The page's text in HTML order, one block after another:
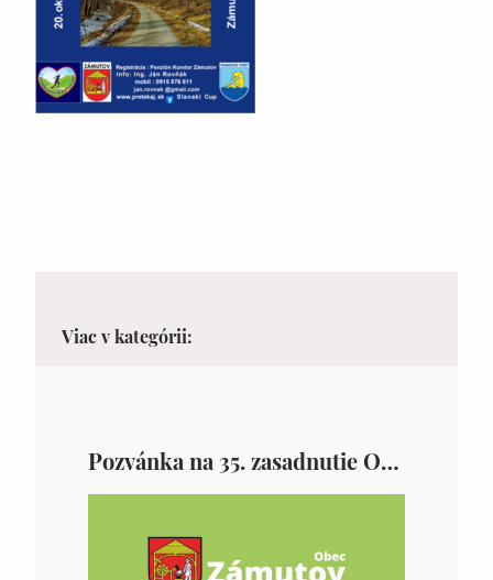
Viac v kategórii:
Pozvánka na 35. zasadnutie OZ v Zámutove